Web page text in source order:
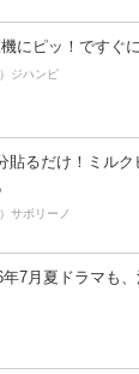
にピッ！ですぐ
）ジハンピ
貼るだけ！ミル
）サボリーノ
年7月夏ドラマも